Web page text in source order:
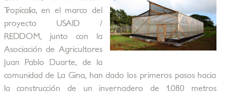
Tropicalia, en el marco del
proyecto USAID /
REDDOM, junto con la
Asociación de Agricultores
Juan Pablo Duarte, de la
comunidad de La Gina, han dado los primeros pasos hacia
la construcción de un invernadero de 1.080 metros